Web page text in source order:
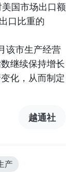
国市场出口额
口比重的
该市生产经营
继续保持增长
化，从而制定
越通社
产